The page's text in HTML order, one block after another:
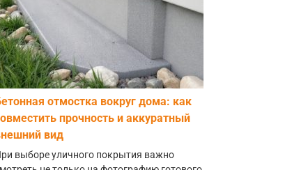
отмостка вокруг дома: как
прочность и аккуратный
вид
выборе уличного покрытия важно